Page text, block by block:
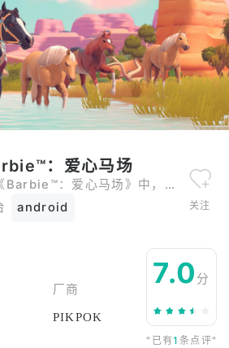
：爱心马场
在《Barbie™：爱心马场》中，一边骑马探险，一边救助美丽的马儿，通过时尚挑战彰显你的风格，同时揭示望月山谷的奥秘！
android 关注
厂商
PIKPOK
7.0 分
"已有1 条点评"